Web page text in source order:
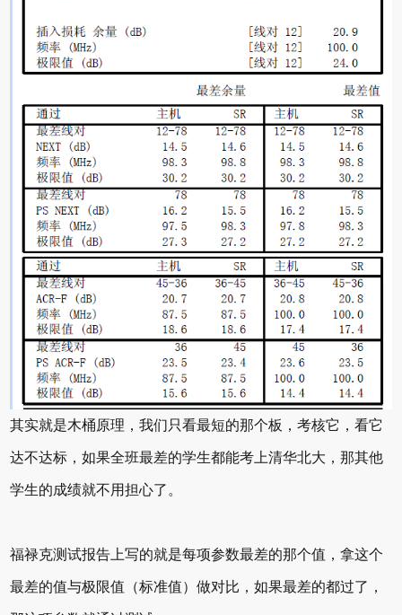
其实就是木桶原理，我们只看最短的那个板，考核它，看它
达不达标，如果全班最差的学生都能考上清华北大，那其他
学生的成绩就不用担心了。
福禄克测试报告上写的就是每项参数最差的那个值，拿这个
最差的值与极限值（标准值）做对比，如果最差的都过了，